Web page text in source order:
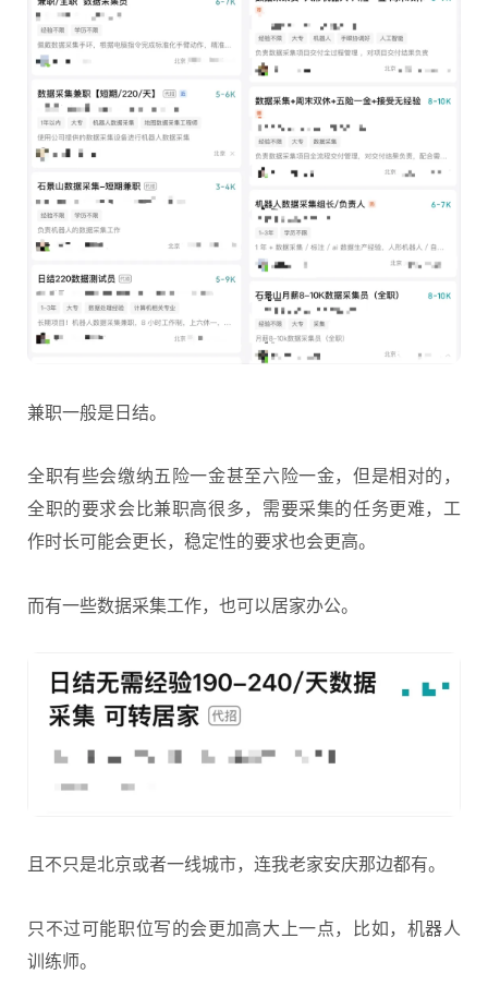
兼职一般是日结。
全职有些会缴纳五险一金甚至六险一金，但是相对的，
全职的要求会比兼职高很多，需要采集的任务更难，工
作时长可能会更长，稳定性的要求也会更高。
而有一些数据采集工作，也可以居家办公。
且不只是北京或者一线城市，连我老家安庆那边都有。
只不过可能职位写的会更加高大上一点，比如，机器人
训练师。